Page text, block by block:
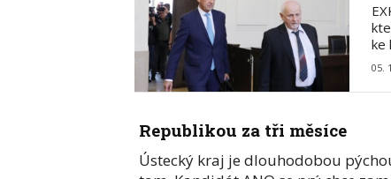
ke
05.
Republikou za tři měsíce
Ústecký kraj je dlouhodobou